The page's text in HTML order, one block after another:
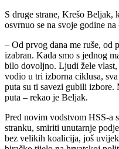
S druge strane, Krešo Beljak,
osvrnuo se na svoje godine
– Od prvog dana me ruše, od
izabran. Kada smo s jednog
bilo dovoljno. Ljudi žele vlast,
vodio u tri izborna ciklusa,
puta su ti savezi gubili izbore.
puta – rekao je Beljak.
Pred novim vodstvom HSS-a
stranku, smiriti unutarnje
bez velikih koalicija, još